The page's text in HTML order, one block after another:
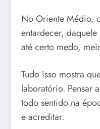
No Oriente Médio,
entardecer,
até certo medo,
Tudo isso mostra
laboratório. Pensar
todo sentido na
e acreditar.